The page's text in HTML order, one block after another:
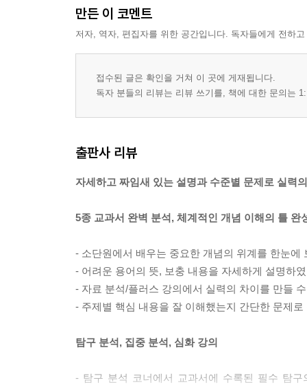
만든 이 코멘트
저자, 역자, 편집자를 위한 공간입니다. 독자들에게 전하
접수된 글은 확인을 거쳐 이 곳에 게재됩니다.
독자 분들의 리뷰는 리뷰 쓰기를, 책에 대한 문의는
출판사 리뷰
자세하고 짜임새 있는 설명과 수준별 문제로 실력
5종 교과서 완벽 분석, 체계적인 개념 이해의 틀 완
- 소단원에서 배우는 중요한 개념의 위계를 한눈에
- 어려운 용어의 뜻, 보충 내용을 자세하게 설명하
- 자료 분석/플러스 강의에서 실력의 차이를 만들
- 주제별 핵심 내용을 잘 이해했는지 간단한 문제
탐구 분석, 집중 분석, 심화 강의
- 탐구 분석 코너에서 교과서에 수록된 필수 탐